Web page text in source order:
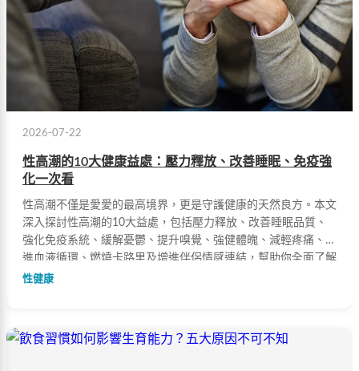
2026-07-22
性高潮的10大健康益處：壓力釋放、改善睡眠、免疫強
化一次看
性高潮不僅是愛愛的最高境界，更是守護健康的天然良方。本文
深入探討性高潮的10大益處，包括壓力釋放、改善睡眠品質、
強化免疫系統、緩解憂鬱、提升嗅覺、強健體魄、減輕疼痛、促
進血液循環、燃燒卡路里及增進伴侶情感連結，幫助你全面了解
這項天然的養生妙法。
性健康